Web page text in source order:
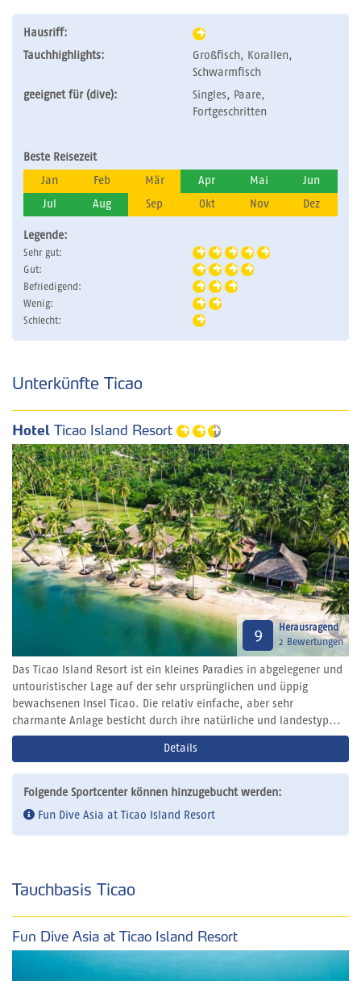
Hausriff:
Tauchhighlights:
Großfisch, Korallen,
Schwarmfisch
geeignet für (dive):
Singles, Paare,
Fortgeschritten
Beste Reisezeit
Jan Feb Mär Apr Mai Jun
Jul Aug Sep Okt Nov Dez
Legende:
Sehr gut:
Gut:
Befriedigend:
Wenig:
Schlecht:
Unterkünfte Ticao
Hotel Ticao Island Resort
9
Herausragend
2 Bewertungen
Das Ticao Island Resort ist ein kleines Paradies in abgelegener und
untouristischer Lage auf der sehr ursprünglichen und üppig
bewachsenen Insel Ticao. Die relativ einfache, aber sehr
charmante Anlage besticht durch ihre natürliche und landestyp...
Details
Folgende Sportcenter können hinzugebucht werden:
Fun Dive Asia at Ticao Island Resort
Tauchbasis Ticao
Fun Dive Asia at Ticao Island Resort